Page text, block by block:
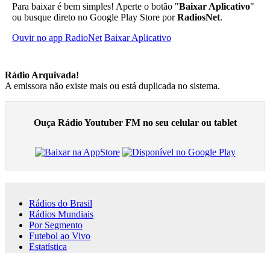
Para baixar é bem simples! Aperte o botão "Baixar Aplicativo"
ou busque direto no Google Play Store porRadiosNet.
Ouvir no app RadioNet Baixar Aplicativo
Rádio Arquivada!
A emissora não existe mais ou está duplicada no sistema.
Ouça Rádio Youtuber FM no seu celular ou tablet
Rádios do Brasil
Rádios Mundiais
Por Segmento
Futebol ao Vivo
Estatística